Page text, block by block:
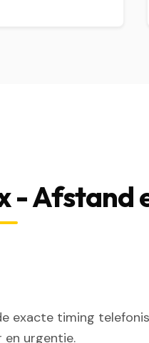
- Afstand
exacte timing
en urgentie.